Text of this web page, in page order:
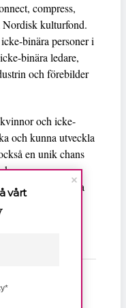
compress,
Nordisk kulturfond.
binära personer i
binära ledare,
och förebilder
och icke-
och kunna utveckla
en unik chans
en
betydelse för alla
att se fler unga
vårt